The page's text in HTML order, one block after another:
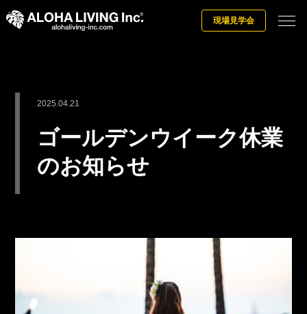
現場見学会
2025.04.21
ゴールデンウイーク休業
のお知らせ